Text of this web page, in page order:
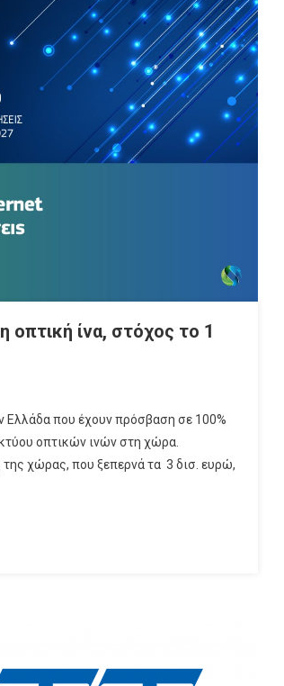
οπτική ίνα, στόχος το 1
Ελλάδα που έχουν πρόσβαση σε 100%
οπτικών ινών στη χώρα.
της χώρας, που ξεπερνά τα 3 δισ. ευρώ,